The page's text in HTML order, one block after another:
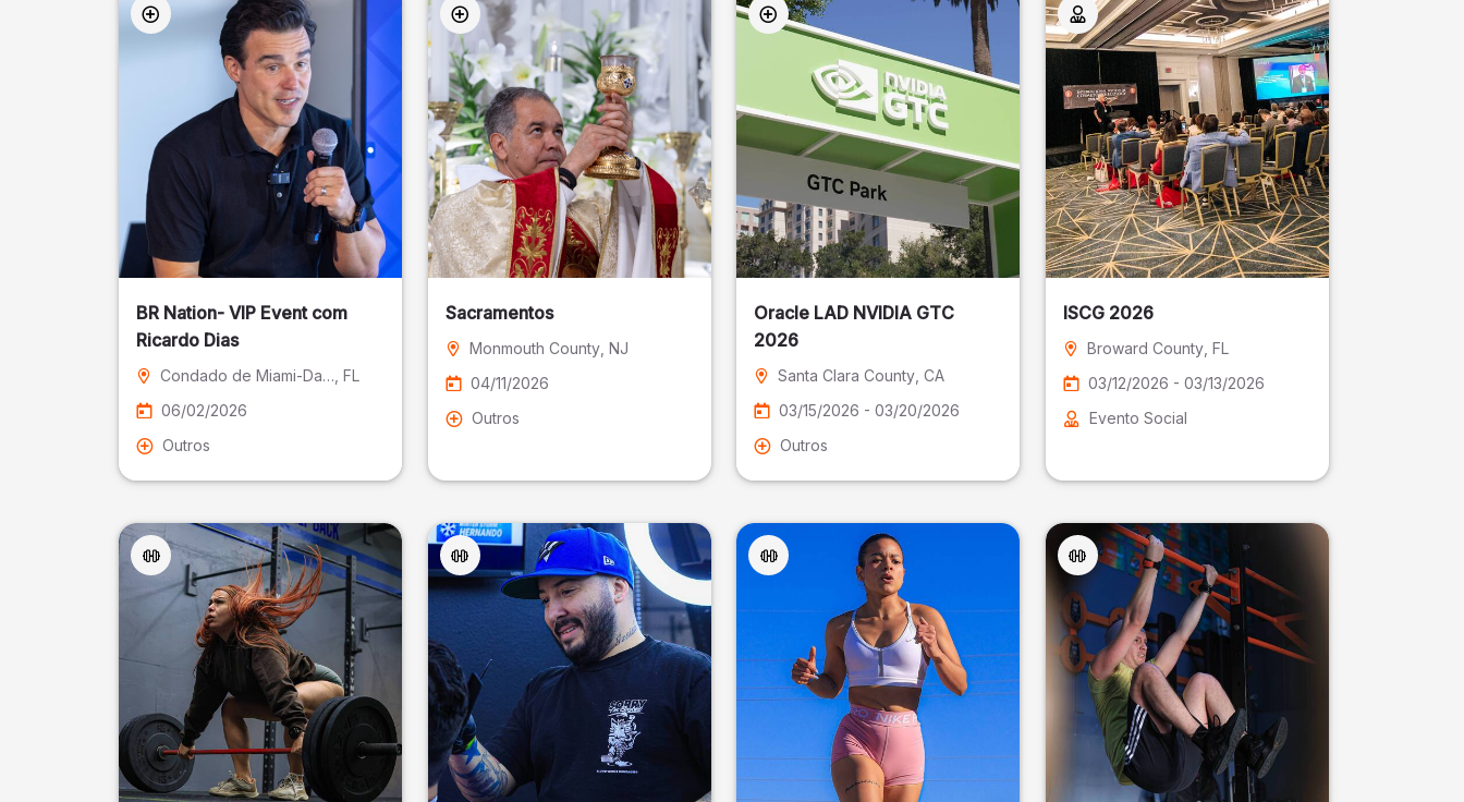
BR Nation- VIP Event com
Ricardo Dias
Condado de Miami-Dade , FL
06/02/2026
Outros
Sacramentos
Monmouth County, NJ
04/11/2026
Outros
Oracle LAD NVIDIA GTC
2026
Santa Clara County , CA
03/15/2026 - 03/20/2026
Outros
ISCG 2026
Broward County, FL
03/12/2026 - 03/13/2026
Evento Social